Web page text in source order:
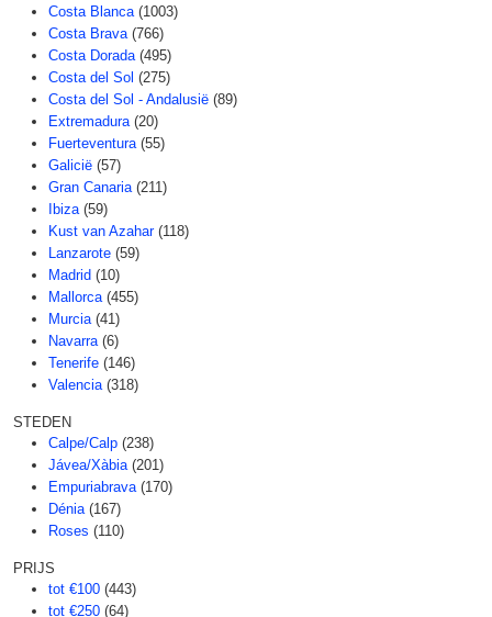
Costa Blanca (1003)
Costa Brava (766)
Costa Dorada (495)
Costa del Sol (275)
Costa del Sol - Andalusië (89)
Extremadura (20)
Fuerteventura (55)
Galicië (57)
Gran Canaria (211)
Ibiza (59)
Kust van Azahar (118)
Lanzarote (59)
Madrid (10)
Mallorca (455)
Murcia (41)
Navarra (6)
Tenerife (146)
Valencia (318)
STEDEN
Calpe/Calp (238)
Jávea/Xàbia (201)
Empuriabrava (170)
Dénia (167)
Roses (110)
PRIJS
tot €100 (443)
tot €250 (64)